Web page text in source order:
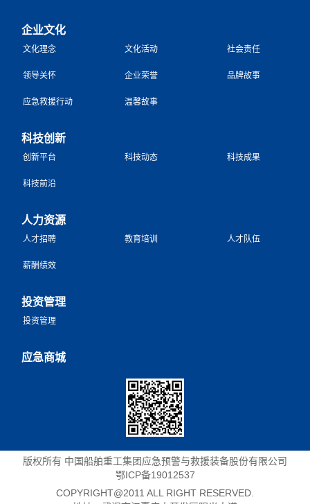
企业文化
文化理念 文化活动 社会责任
领导关怀 企业荣誉 品牌故事
应急救援行动 温馨故事
科技创新
创新平台 科技动态 科技成果
科技前沿
人力资源
人才招聘 教育培训 人才队伍
薪酬绩效
投资管理
投资管理
应急商城
版权所有 中国船舶重工集团应急预警与救援装备股份有限公司
鄂ICP备19012537
COPYRIGHT@2011 ALL RIGHT RESERVED.